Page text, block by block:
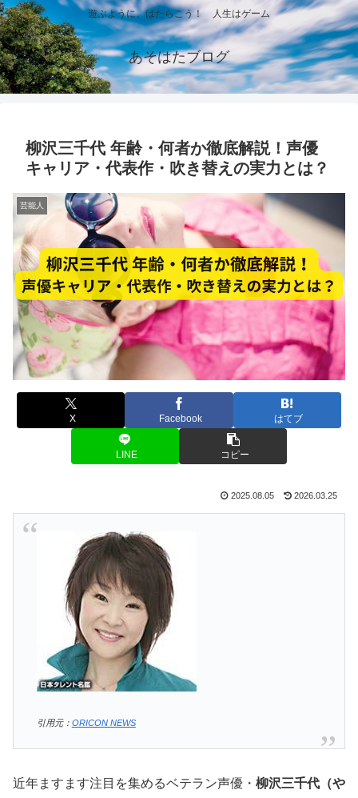
遊ぶように、はたらこう！ 人生はゲーム
あそはたブログ
柳沢三千代 年齢・何者か徹底解説！声優
キャリア・代表作・吹き替えの実力とは？
芸能人
X Facebook はてブ
LINE コピー
2025.08.05 2026.03.25
引用元： ORICON NEWS
近年ますます注目を集めるベテラン声優・ 柳沢三千代（や